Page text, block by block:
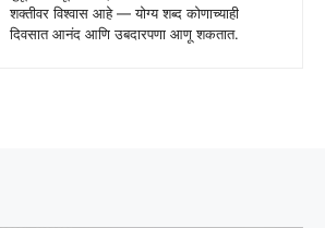
शक्तीवर विश्वास आहे — योग्य शब्द कोणाच्याही
दिवसात आनंद आणि उबदारपणा आणू शकतात.